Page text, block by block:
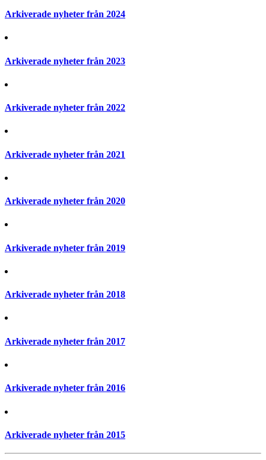
Arkiverade nyheter från 2024
Arkiverade nyheter från 2023
Arkiverade nyheter från 2022
Arkiverade nyheter från 2021
Arkiverade nyheter från 2020
Arkiverade nyheter från 2019
Arkiverade nyheter från 2018
Arkiverade nyheter från 2017
Arkiverade nyheter från 2016
Arkiverade nyheter från 2015